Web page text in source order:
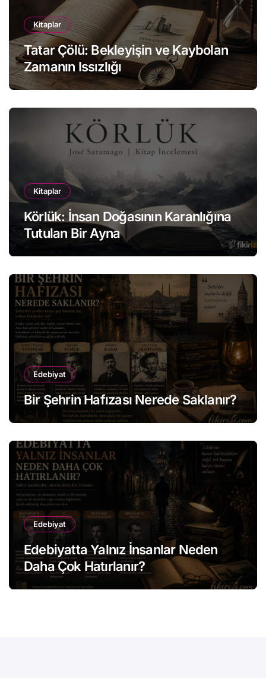
Kitaplar
Tatar Çölü: Bekleyişin ve Kaybolan
Zamanın Issızlığı
Kitaplar
Körlük: İnsan Doğasının Karanlığına
Tutulan Bir Ayna
Edebiyat
Bir Şehrin Hafızası Nerede Saklanır?
Edebiyat
Edebiyatta Yalnız İnsanlar Neden
Daha Çok Hatırlanır?